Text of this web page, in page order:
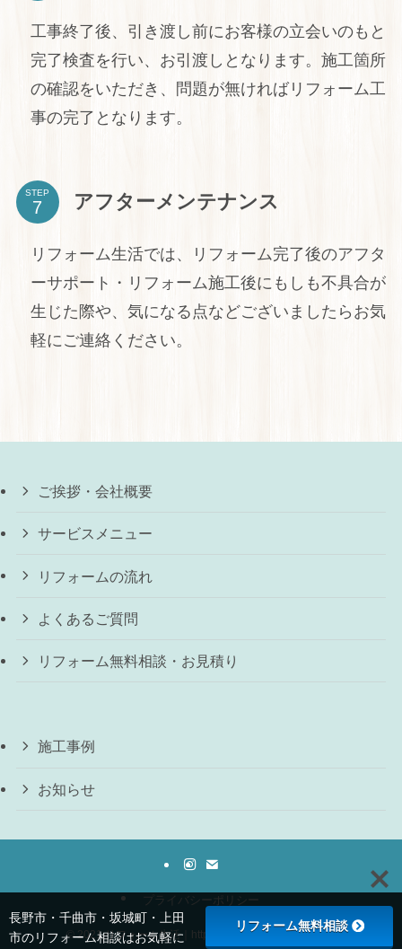
工事終了後、 引き渡し前にお客様の立会いのもと
完了検査を行い、お引渡しとなります。施工箇所
の確認をいただき、問題が無ければリフォーム工
事の完了となります。
STEP アフターメンテナンス
リフォーム生活では、リフォーム完了後のアフタ
ーサポート・リフォーム施工後にもしも不具合が
生じた際や、気になる点などございましたらお気
軽にご連絡ください。
ご挨拶・会社概要
サービスメニュー
リフォームの流れ
よくあるご質問
リフォーム無料相談・お見積り
施工事例
お知らせ
プライバシーポリシー
©2021 リフォーム生活｜https://reformlife-nagano.com/
長野市・千曲市・坂城町・上田
市のリフォーム相談はお気軽に
リフォーム無料相談